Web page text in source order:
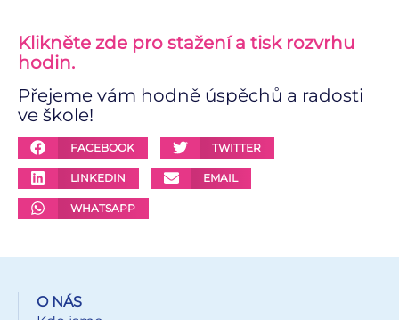
Klikněte zde pro stažení a tisk rozvrhu
hodin.
Přejeme vám hodně úspěchů a radosti
ve škole!
FACEBOOK TWITTER
LINKEDIN EMAIL
WHATSAPP
O NÁS